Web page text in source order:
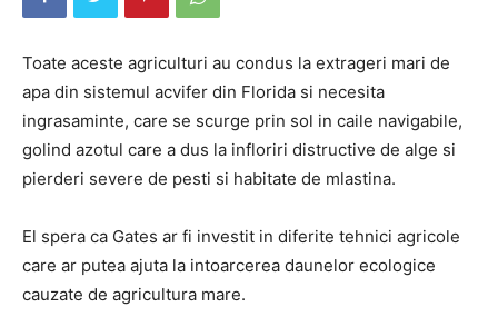
Toate aceste agriculturi au condus la extrageri mari de
apa din sistemul acvifer din Florida si necesita
ingrasaminte, care se scurge prin sol in caile navigabile,
golind azotul care a dus la infloriri distructive de alge si
pierderi severe de pesti si habitate de mlastina.
El spera ca Gates ar fi investit in diferite tehnici agricole
care ar putea ajuta la intoarcerea daunelor ecologice
cauzate de agricultura mare.